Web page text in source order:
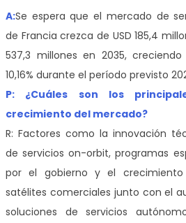
A:Se espera que el mercado de
de Francia crezca de USD 185,4
537,3 millones en 2035,
10,16% durante el período previsto
P: ¿Cuáles son los
crecimiento del mercado?
R: Factores como la innovación
de servicios on-orbit, programas
por el gobierno y el
satélites comerciales junto con el
soluciones de servicios